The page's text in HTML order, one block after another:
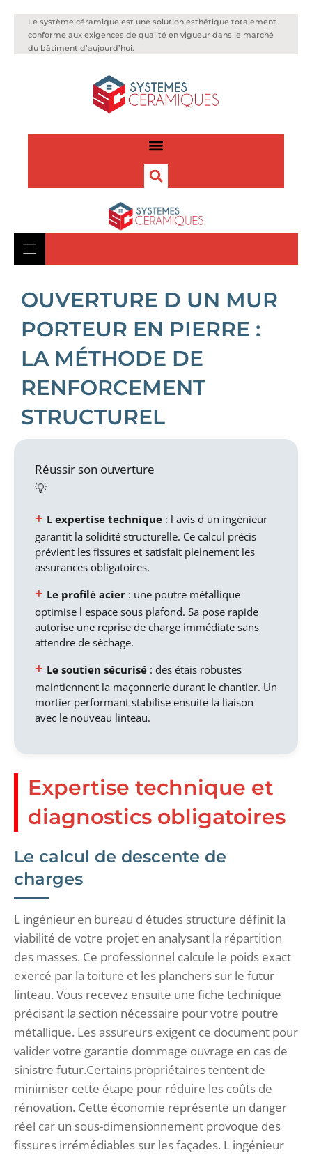
Le système céramique est une solution esthétique totalement
conforme aux exigences de qualité en vigueur dans le marché
du bâtiment d’aujourd’hui.
OUVERTURE D UN MUR
PORTEUR EN PIERRE :
LA MÉTHODE DE
RENFORCEMENT
STRUCTUREL
Réussir son ouverture
L expertise technique : l avis d un ingénieur
garantit la solidité structurelle. Ce calcul précis
prévient les fissures et satisfait pleinement les
assurances obligatoires.
Le profilé acier : une poutre métallique
optimise l espace sous plafond. Sa pose rapide
autorise une reprise de charge immédiate sans
attendre de séchage.
Le soutien sécurisé : des étais robustes
maintiennent la maçonnerie durant le chantier. Un
mortier performant stabilise ensuite la liaison
avec le nouveau linteau.
Expertise technique et
diagnostics obligatoires
Le calcul de descente de
charges
L ingénieur en bureau d études structure définit la
viabilité de votre projet en analysant la répartition
des masses. Ce professionnel calcule le poids exact
exercé par la toiture et les planchers sur le futur
linteau. Vous recevez ensuite une fiche technique
précisant la section nécessaire pour votre poutre
métallique. Les assureurs exigent ce document pour
valider votre garantie dommage ouvrage en cas de
sinistre futur.Certains propriétaires tentent de
minimiser cette étape pour réduire les coûts de
rénovation. Cette économie représente un danger
réel car un sous-dimensionnement provoque des
fissures irrémédiables sur les façades. L ingénieur